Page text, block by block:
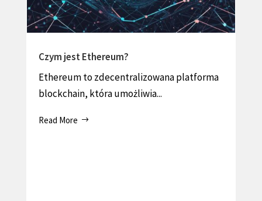
Czym jest Ethereum?
Ethereum to zdecentralizowana platforma
blockchain, która umożliwia...
Read More